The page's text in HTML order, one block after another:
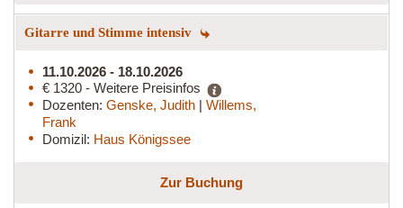
Gitarre und Stimme intensiv
11.10.2026 - 18.10.2026
€ 1320 - Weitere Preisinfos
Dozenten: Genske, Judith | Willems,
Frank
Domizil: Haus Königssee
Zur Buchung